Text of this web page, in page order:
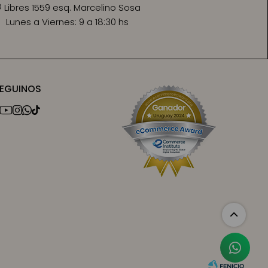

Libres 1559 esq. Marcelino Sosa
Lunes a Viernes: 9 a 18:30 hs